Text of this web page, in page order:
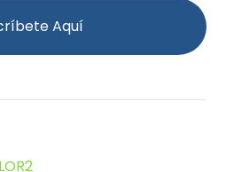
Aquí